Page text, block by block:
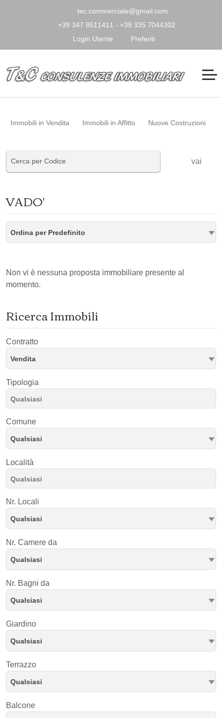
tec.commerciale@gmail.com
+39 347 8511411 - +39 335 7044302
Login Utente
Preferiti
Immobili in Vendita Immobili in Affitto Nuove Costruzioni
vai
VADO'
Ordina per Predefinito
Non vi è nessuna proposta immobiliare presente al
momento.
Ricerca Immobili
Contratto
Vendita
Tipologia
Comune
Qualsiasi
Località
Nr. Locali
Qualsiasi
Nr. Camere da
Qualsiasi
Nr. Bagni da
Qualsiasi
Giardino
Qualsiasi
Terrazzo
Qualsiasi
Balcone